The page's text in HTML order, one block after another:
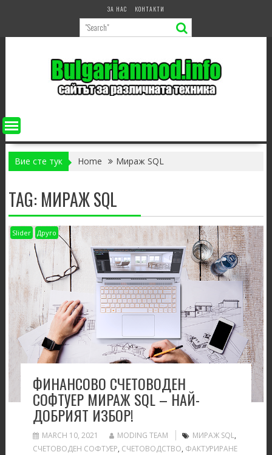
ЗА НАС КОНТАКТИ
Вие сте тук Home Мираж SQL
TAG: МИРАЖ SQL
Slider Друго
ФИНАНСОВО СЧЕТОВОДЕН
СОФТУЕР МИРАЖ SQL – НАЙ-
ДОБРИЯТ ИЗБОР!
MARCH 10, 2021 MODING TEAM МИРАЖ SQL,
СЧЕТОВОДЕН СОФТУЕР, СЧЕТОВОДСТВО, ФАКТУРИРАНЕ